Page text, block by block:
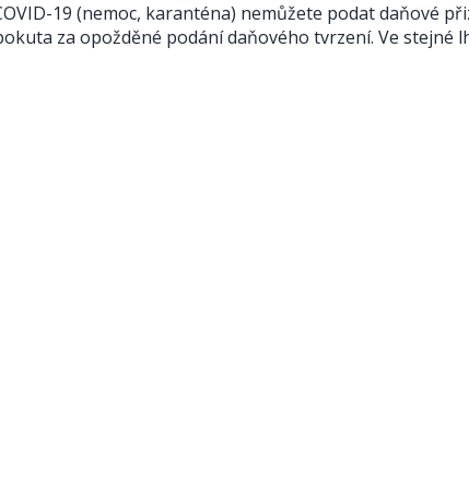
19 (nemoc, karanténa) nemůžete podat daňové
za opožděné podání daňového tvrzení. Ve